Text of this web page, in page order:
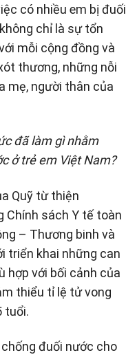
có nhiều em bị đuối
chỉ là sự tổn
mỗi cộng đồng và
thương, những nỗi
mẹ, người thân của
đã làm gì nhằm
ở trẻ em Việt Nam?
Quỹ từ thiện
Chính sách Y tế toàn
– Thương binh và
triển khai những can
hợp với bối cảnh của
thiểu tỉ lệ tử vong
tuổi.
đuối nước cho